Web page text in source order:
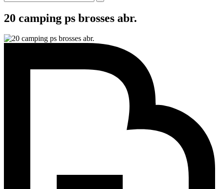
20 camping ps brosses abr.